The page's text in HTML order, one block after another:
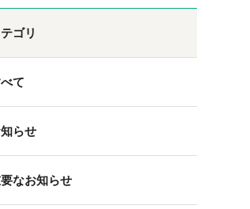
ゴリ
て
らせ
なお知らせ